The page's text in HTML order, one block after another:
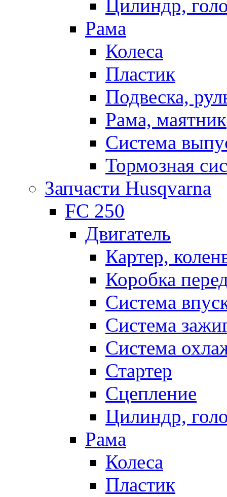
Цилиндр,
Рама
Колеса
Пластик
Подвеска,
Рама, маятник
Система
Тормозная
Запчасти Husqvarna
FC 250
Двигатель
Картер,
Коробка
Система
Система
Система
Стартер
Сцепление
Цилиндр,
Рама
Колеса
Пластик